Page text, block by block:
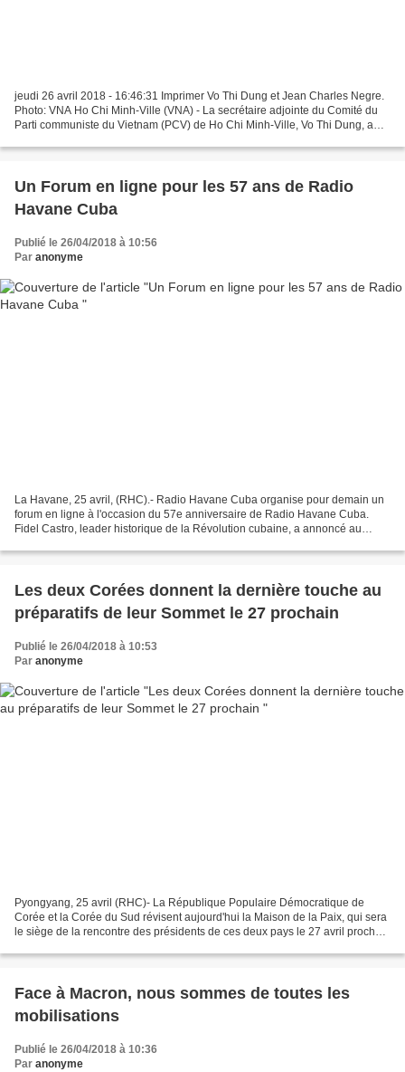
jeudi 26 avril 2018 - 16:46:31 Imprimer Vo Thi Dung et Jean Charles Negre.
Photo: VNA Ho Chi Minh-Ville (VNA) - La secrétaire adjointe du Comité du
Parti communiste du Vietnam (PCV) de Ho Chi Minh-Ville, Vo Thi Dung, a
Un Forum en ligne pour les 57 ans de Radio
Havane Cuba
Publié le 26/04/2018 à 10:56
Par anonyme
La Havane, 25 avril, (RHC).- Radio Havane Cuba organise pour demain un
forum en ligne à l'occasion du 57e anniversaire de Radio Havane Cuba.
Fidel Castro, leader historique de la Révolution cubaine, a annoncé au
Les deux Corées donnent la dernière touche au
préparatifs de leur Sommet le 27 prochain
Publié le 26/04/2018 à 10:53
Par anonyme
Pyongyang, 25 avril (RHC)- La République Populaire Démocratique de
Corée et la Corée du Sud révisent aujourd'hui la Maison de la Paix, qui sera
le siège de la rencontre des présidents de ces deux pays le 27 avril prochain
Face à Macron, nous sommes de toutes les
mobilisations
Publié le 26/04/2018 à 10:36
Par anonyme